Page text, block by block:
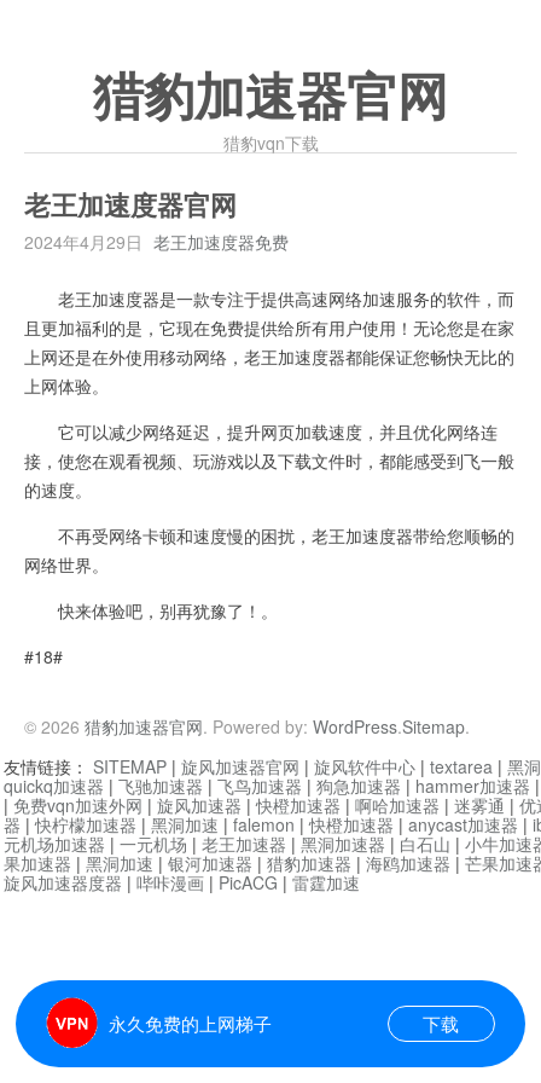
猎豹加速器官网
猎豹vqn下载
老王加速度器官网
2024年4月29日 老王加速度器免费
老王加速度器是一款专注于提供高速网络加速服务的软件，而
且更加福利的是，它现在免费提供给所有用户使用！无论您是在家
上网还是在外使用移动网络，老王加速度器都能保证您畅快无比的
上网体验。
它可以减少网络延迟，提升网页加载速度，并且优化网络连
接，使您在观看视频、玩游戏以及下载文件时，都能感受到飞一般
的速度。
不再受网络卡顿和速度慢的困扰，老王加速度器带给您顺畅的
网络世界。
快来体验吧，别再犹豫了！。
#18#
© 2026 猎豹加速器官网. Powered by: WordPress.Sitemap.
永久免费的上网梯子 下载
友情链接： SITEMAP | 旋风加速器官网 | 旋风软件中心 | textarea | 黑
quickq加速器 | 飞驰加速器 | 飞鸟加速器 | 狗急加速器 | hammer加速器
| 免费vqn加速外网 | 旋风加速器 |快橙加速器 | 啊哈加速器 | 迷雾通 | 优
器 |快柠檬加速器 | 黑洞加速 | falemon |快橙加速器 | anycast加速器 |
元机场加速器 | 一元机场 | 老王加速器 | 黑洞加速器 | 白石山 | 小牛加速
果加速器 | 黑洞加速 | 银河加速器 | 猎豹加速器 | 海鸥加速器 | 芒果加速
旋风加速器度器 | 哔咔漫画 | PicACG | 雷霆加速